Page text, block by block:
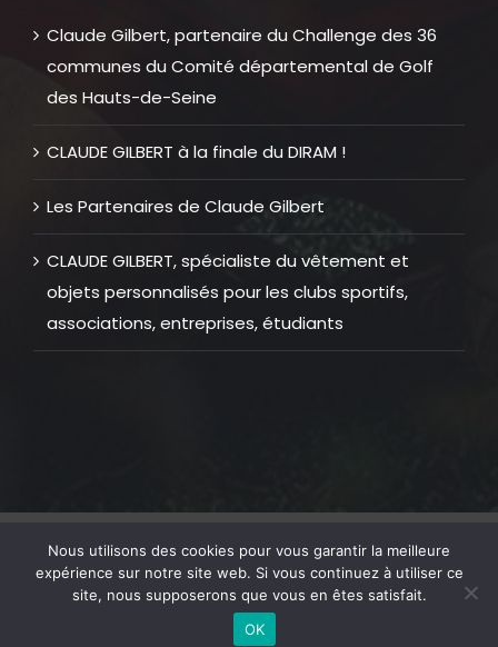
Claude Gilbert, partenaire du Challenge des 36
communes du Comité départemental de Golf
des Hauts-de-Seine
CLAUDE GILBERT à la finale du DIRAM !
Les Partenaires de Claude Gilbert
CLAUDE GILBERT, spécialiste du vêtement et
objets personnalisés pour les clubs sportifs,
associations, entreprises, étudiants
© Copyright 2012 - 2026 | Mentions Légales| Tous Droits
Réservés | Réalisation web GOLFTECHNIC
Nous utilisons des cookies pour vous garantir la meilleure
expérience sur notre site web. Si vous continuez à utiliser ce
site, nous supposerons que vous en êtes satisfait.
OK